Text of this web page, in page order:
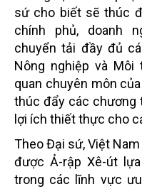
sứ cho biết sẽ thúc
chính phủ, doanh
chuyển tải đầy đủ
Nông nghiệp và
quan chuyên môn
thúc đẩy các chương
lợi ích thiết thực cho
Theo Đại sứ, Việt
được Ả-rập Xê-út
trong các lĩnh vực